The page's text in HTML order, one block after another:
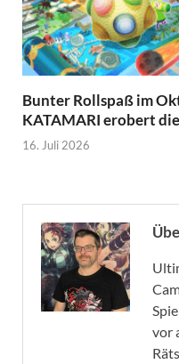
Bunter Rollspaß im
KATAMARI erobert
16. Juli 2026
vor